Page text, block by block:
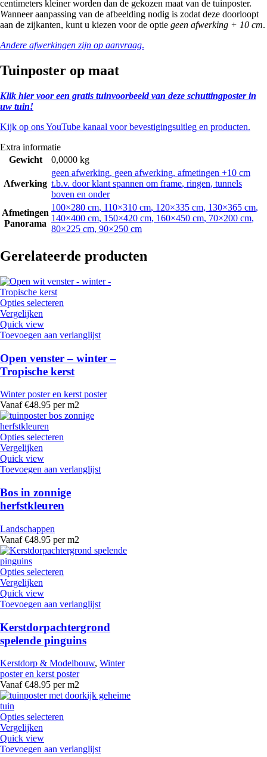
centimeters kleiner worden dan de gekozen maat van de tuinposter.
Wanneer aanpassing van de afbeelding nodig is zodat deze doorloopt
aan de zijkanten, kunt u kiezen voor de optie geen afwerking + 10 cm.
Andere afwerkingen zijn op aanvraag.
Tuinposter op maat
Klik hier voor een gratis tuinvoorbeeld van deze schuttingposter in
uw tuin!
Kijk op ons YouTube kanaal voor bevestigingsuitleg en producten.
Extra informatie
Gewicht
0,0000 kg
Afwerking
geen afwerking, geen afwerking, afmetingen +10 cm
t.b.v. door klant spannen om frame, ringen, tunnels
boven en onder
Afmetingen
Panorama
100×280 cm, 110×310 cm, 120×335 cm, 130×365 cm,
140×400 cm, 150×420 cm, 160×450 cm, 70×200 cm,
80×225 cm, 90×250 cm
Gerelateerde producten
Opties selecteren
Vergelijken
Quick view
Toevoegen aan verlanglijst
Open venster – winter –
Tropische kerst
Winter poster en kerst poster
Vanaf €48.95 per m2
Opties selecteren
Vergelijken
Quick view
Toevoegen aan verlanglijst
Bos in zonnige
herfstkleuren
Landschappen
Vanaf €48.95 per m2
Opties selecteren
Vergelijken
Quick view
Toevoegen aan verlanglijst
Kerstdorpachtergrond
spelende pinguins
Kerstdorp & Modelbouw, Winter
poster en kerst poster
Vanaf €48.95 per m2
Opties selecteren
Vergelijken
Quick view
Toevoegen aan verlanglijst